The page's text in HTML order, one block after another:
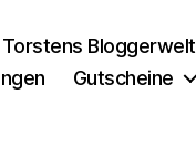
Torstens Bloggerwelt
Gutscheine